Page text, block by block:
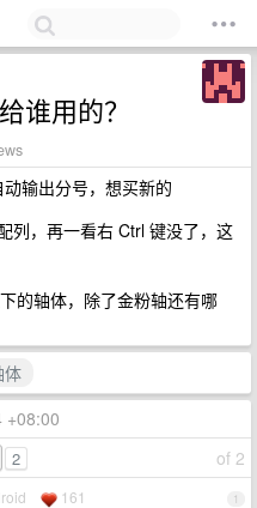
谁用的？
输出分号，想买新的
列，再一看右 Ctrl 键没了，这
的轴体，除了金粉轴还有哪
体
+08:00
of 2
2
1
161